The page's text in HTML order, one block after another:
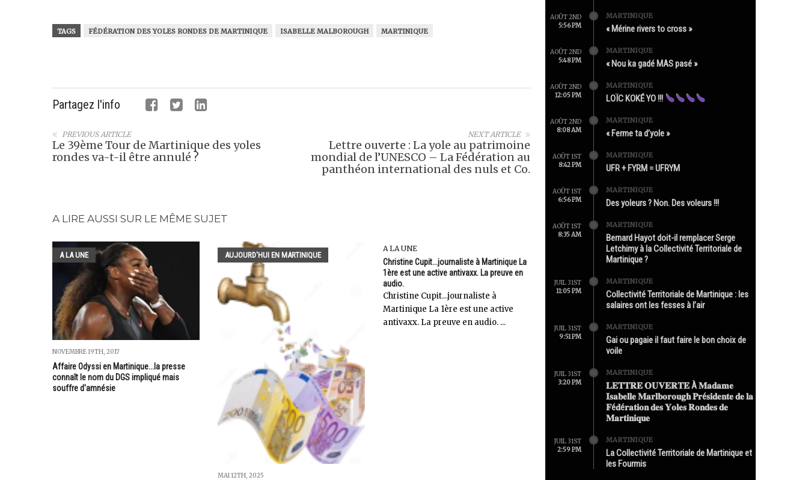
TAGS FÉDÉRATION DES YOLES RONDES DE MARTINIQUE ISABELLE MALBOROUGH MARTINIQUE
Partagez l'info
NEXT ARTICLE
Lettre ouverte : La yole au patrimoine
mondial de l’UNESCO – La Fédération au
panthéon international des nuls et Co.
PREVIOUS ARTICLE
Le 39ème Tour de Martinique des yoles
rondes va-t-il être annulé ?
A LIRE AUSSI SUR LE MÊME SUJET
A LA UNE
NOVEMBRE 19TH, 2017
Affaire Odyssi en Martinique...la presse
connaît le nom du DGS impliqué mais
souffre d'amnésie
AUJOURD'HUI EN MARTINIQUE
MAI 12TH, 2025
A LA UNE
Christine Cupit...journaliste à Martinique La
1ère est une active antivaxx. La preuve en
audio.
Christine Cupit…journaliste à
Martinique La 1ère est une active
antivaxx. La preuve en audio. ...
AOÛT 2ND
5:56 PM
MARTINIQUE
« Mérine rivers to cross »
AOÛT 2ND
5:48 PM
MARTINIQUE
« Nou ka gadé MAS pasé »
AOÛT 2ND
12:05 PM
MARTINIQUE
LOÏC KOKÉ YO !!!
AOÛT 2ND
8:08 AM
MARTINIQUE
« Ferme ta d’yole »
AOÛT 1ST
8:42 PM
MARTINIQUE
UFR + FYRM = UFRYM
AOÛT 1ST
6:56 PM
MARTINIQUE
Des yoleurs ? Non. Des voleurs !!!
AOÛT 1ST
8:35 AM
MARTINIQUE
Bernard Hayot doit-il remplacer Serge
Letchimy à la Collectivité Territoriale de
Martinique ?
JUIL 31ST
11:05 PM
MARTINIQUE
Collectivité Territoriale de Martinique : les
salaires ont les fesses à l’air
JUIL 31ST
9:51 PM
MARTINIQUE
Gai ou pagaie il faut faire le bon choix de
voile
JUIL 31ST
3:20 PM
MARTINIQUE
𝐋𝐄𝐓𝐓𝐑𝐄 𝐎𝐔𝐕𝐄𝐑𝐓𝐄 À 𝐌𝐚𝐝𝐚𝐦𝐞
𝐈𝐬𝐚𝐛𝐞𝐥𝐥𝐞 𝐌𝐚𝐫𝐥𝐛𝐨𝐫𝐨𝐮𝐠𝐡 𝐏𝐫é𝐬𝐢𝐝𝐞𝐧𝐭𝐞 𝐝𝐞 𝐥𝐚
𝐅é𝐝é𝐫𝐚𝐭𝐢𝐨𝐧 𝐝𝐞𝐬 𝐘𝐨𝐥𝐞𝐬 𝐑𝐨𝐧𝐝𝐞𝐬 𝐝𝐞
𝐌𝐚𝐫𝐭𝐢𝐧𝐢𝐪𝐮𝐞
JUIL 31ST
2:59 PM
MARTINIQUE
La Collectivité Territoriale de Martinique et
les Fourmis